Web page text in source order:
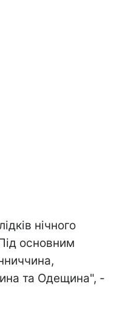
нічного
основним
та Одещина", -